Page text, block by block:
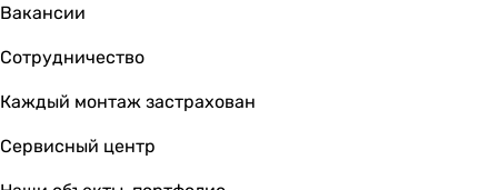
Вакансии
Сотрудничество
Каждый монтаж застрахован
Сервисный центр